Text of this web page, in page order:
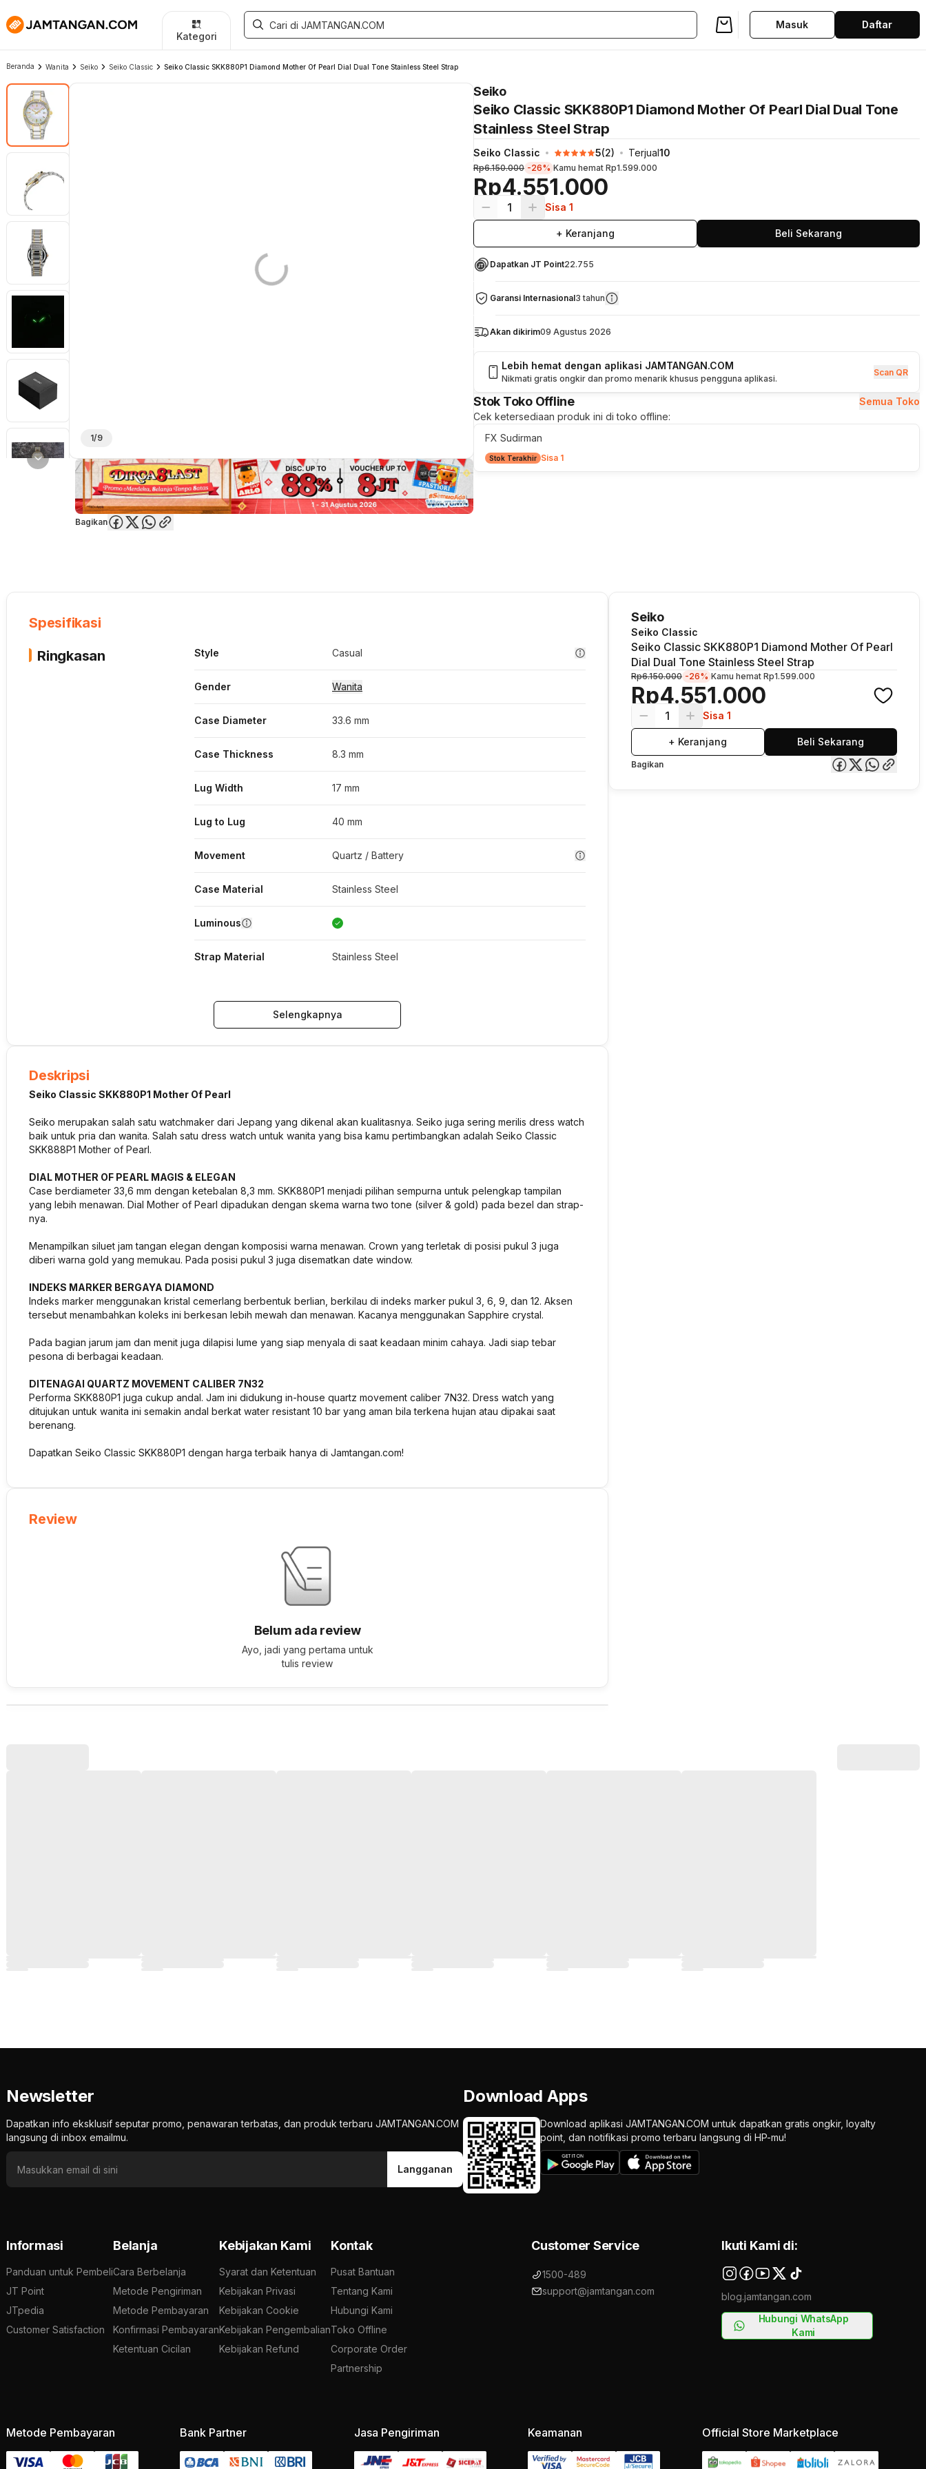
Newsletter
Dapatkan info eksklusif seputar promo, penawaran terbatas, dan produk terbaru JAMTANGAN.COM
langsung di inbox emailmu.
Langganan
Download Apps
Download aplikasi JAMTANGAN.COM untuk dapatkan gratis ongkir, loyalty
point, dan notifikasi promo terbaru langsung di HP-mu!
Informasi
Panduan untuk Pembeli
JT Point
JTpedia
Customer Satisfaction
Belanja
Cara Berbelanja
Metode Pengiriman
Metode Pembayaran
Konfirmasi Pembayaran
Ketentuan Cicilan
Kebijakan Kami
Syarat dan Ketentuan
Kebijakan Privasi
Kebijakan Cookie
Kebijakan Pengembalian
Kebijakan Refund
Kontak
Pusat Bantuan
Tentang Kami
Hubungi Kami
Toko Offline
Corporate Order
Partnership
Customer Service
1500-489
support@jamtangan.com
Ikuti Kami di:
blog.jamtangan.com
Hubungi WhatsApp
Kami
Metode Pembayaran Bank Partner Jasa Pengiriman Keamanan Official Store Marketplace
Kategori
Masuk Daftar
Beranda Wanita Seiko Seiko Classic Seiko Classic SKK880P1 Diamond Mother Of Pearl Dial Dual Tone Stainless Steel Strap
1/9
Bagikan
Seiko
Seiko Classic SKK880P1 Diamond Mother Of Pearl Dial Dual Tone
Stainless Steel Strap
Seiko Classic 5(2) Terjual10
Rp4.551.000
Rp6.150.000 -26% Kamu hemat Rp1.599.000
1 Sisa 1
+ Keranjang Beli Sekarang
Dapatkan JT Point22.755
Garansi Internasional3 tahun
Akan dikirim09 Agustus 2026
Lebih hemat dengan aplikasi JAMTANGAN.COM
Nikmati gratis ongkir dan promo menarik khusus pengguna aplikasi.
Scan QR
Stok Toko Offline
Semua Toko
Cek ketersediaan produk ini di toko offline:
FX Sudirman
Stok Terakhir Sisa 1
Spesifikasi
Ringkasan
Style Casual
Gender Wanita
Case Diameter 33.6 mm
Case Thickness 8.3 mm
Lug Width 17 mm
Lug to Lug 40 mm
Movement Quartz / Battery
Case Material Stainless Steel
Luminous
Strap Material Stainless Steel
Selengkapnya
Deskripsi
Seiko Classic SKK880P1 Mother Of Pearl
Seiko merupakan salah satu watchmaker dari Jepang yang dikenal akan kualitasnya. Seiko juga sering merilis dress watch
baik untuk pria dan wanita. Salah satu dress watch untuk wanita yang bisa kamu pertimbangkan adalah Seiko Classic
SKK888P1 Mother of Pearl.
DIAL MOTHER OF PEARL MAGIS & ELEGAN
Case berdiameter 33,6 mm dengan ketebalan 8,3 mm. SKK880P1 menjadi pilihan sempurna untuk pelengkap tampilan
yang lebih menawan. Dial Mother of Pearl dipadukan dengan skema warna two tone (silver & gold) pada bezel dan strap-
nya.
Menampilkan siluet jam tangan elegan dengan komposisi warna menawan. Crown yang terletak di posisi pukul 3 juga
diberi warna gold yang memukau. Pada posisi pukul 3 juga disematkan date window.
INDEKS MARKER BERGAYA DIAMOND
Indeks marker menggunakan kristal cemerlang berbentuk berlian, berkilau di indeks marker pukul 3, 6, 9, dan 12. Aksen
tersebut menambahkan koleks ini berkesan lebih mewah dan menawan. Kacanya menggunakan Sapphire crystal.
Pada bagian jarum jam dan menit juga dilapisi lume yang siap menyala di saat keadaan minim cahaya. Jadi siap tebar
pesona di berbagai keadaan.
DITENAGAI QUARTZ MOVEMENT CALIBER 7N32
Performa SKK880P1 juga cukup andal. Jam ini didukung in-house quartz movement caliber 7N32. Dress watch yang
ditujukan untuk wanita ini semakin andal berkat water resistant 10 bar yang aman bila terkena hujan atau dipakai saat
berenang.
Dapatkan Seiko Classic SKK880P1 dengan harga terbaik hanya di Jamtangan.com!
Review
Belum ada review
Ayo, jadi yang pertama untuk
tulis review
Seiko
Seiko Classic
Seiko Classic SKK880P1 Diamond Mother Of Pearl
Dial Dual Tone Stainless Steel Strap
Rp4.551.000
Rp6.150.000 -26% Kamu hemat Rp1.599.000
1 Sisa 1
+ Keranjang Beli Sekarang
Bagikan